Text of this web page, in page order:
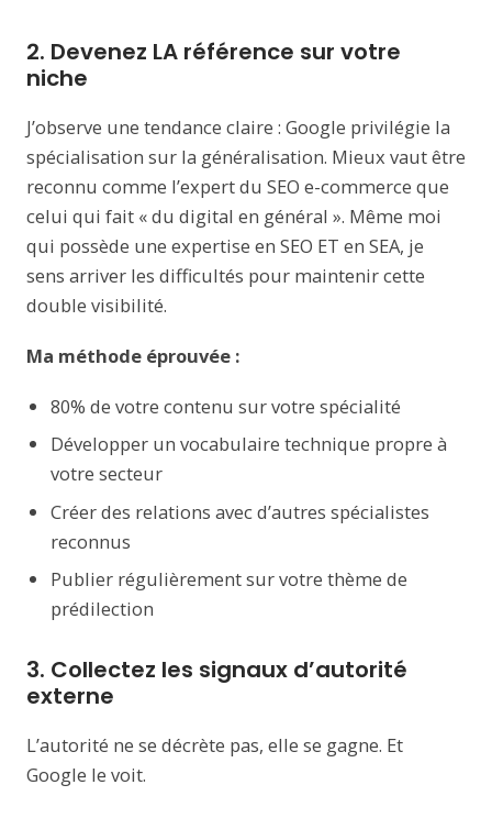
2. Devenez LA référence sur votre
niche
J’observe une tendance claire : Google privilégie la
spécialisation sur la généralisation. Mieux vaut être
reconnu comme l’expert du SEO e-commerce que
celui qui fait « du digital en général ». Même moi
qui possède une expertise en SEO ET en SEA, je
sens arriver les difficultés pour maintenir cette
double visibilité.
Ma méthode éprouvée :
80% de votre contenu sur votre spécialité
Développer un vocabulaire technique propre à
votre secteur
Créer des relations avec d’autres spécialistes
reconnus
Publier régulièrement sur votre thème de
prédilection
3. Collectez les signaux d’autorité
externe
L’autorité ne se décrète pas, elle se gagne. Et
Google le voit.